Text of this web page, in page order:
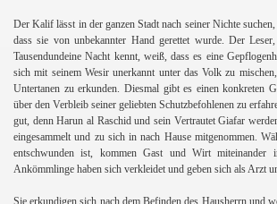
Der Kalif lässt in der ganzen Stadt nach seiner Nichte suchen,
dass sie von unbekannter Hand gerettet wurde. Der
Tausendundeine Nacht kennt, weiß, dass es eine
sich mit seinem Wesir unerkannt unter das Volk zu
Untertanen zu erkunden. Diesmal gibt es einen konkreten
über den Verbleib seiner geliebten Schutzbefohlenen zu
gut, denn Harun al Raschid und sein Vertrautet Giafar
eingesammelt und zu sich in nach Hause mitgenommen.
entschwunden ist, kommen Gast und Wirt miteinander
Ankömmlinge haben sich verkleidet und geben sich als Arzt
Sie erkundigen sich nach dem Befinden des Hausherrn und